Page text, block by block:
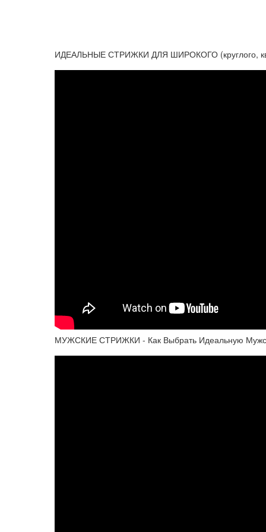
ИДЕАЛЬНЫЕ СТРИЖКИ ДЛЯ ШИРОКОГО (круглого,
МУЖСКИЕ СТРИЖКИ - Как Выбрать Идеальную